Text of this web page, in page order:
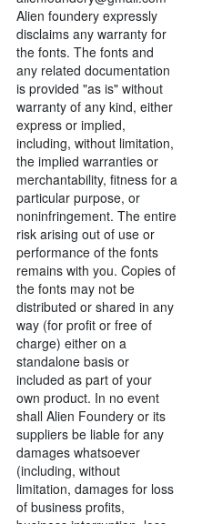
Alien foundery expressly
disclaims any warranty for
the fonts. The fonts and
any related documentation
is provided "as is" without
warranty of any kind, either
express or implied,
including, without limitation,
the implied warranties or
merchantability, fitness for a
particular purpose, or
noninfringement. The entire
risk arising out of use or
performance of the fonts
remains with you. Copies of
the fonts may not be
distributed or shared in any
way (for profit or free of
charge) either on a
standalone basis or
included as part of your
own product. In no event
shall Alien Foundery or its
suppliers be liable for any
damages whatsoever
(including, without
limitation, damages for loss
of business profits,